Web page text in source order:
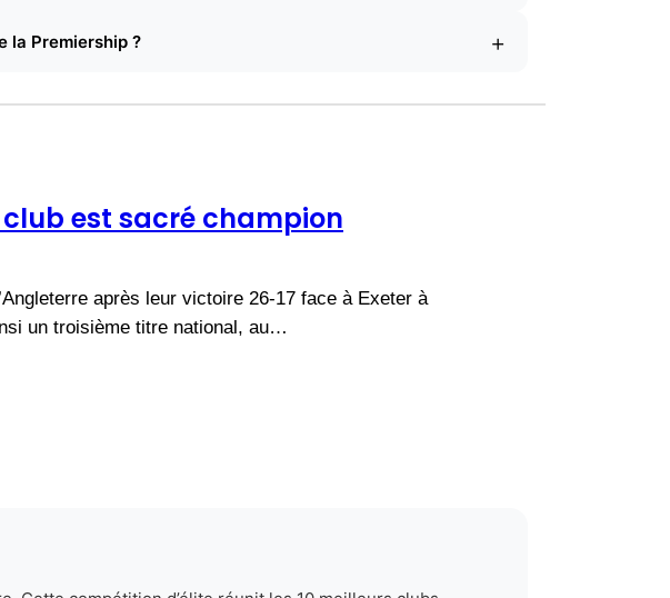
la Premiership ? +
est sacré champion
après leur victoire 26-17 face à Exeter à
un troisième titre national, au…